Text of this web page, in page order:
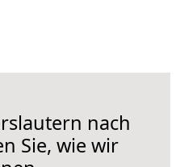
nach
Sie, wie wir